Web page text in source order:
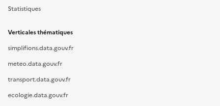
Statistiques
Verticales thématiques
simplifions.data.gouv.fr
meteo.data.gouv.fr
transport.data.gouv.fr
ecologie.data.gouv.fr